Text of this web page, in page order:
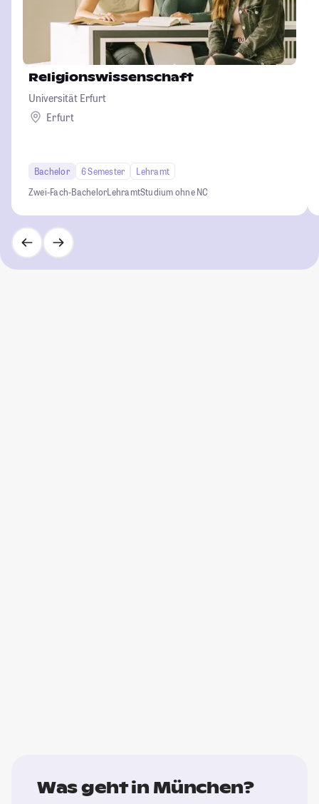
Religionswissenschaft
Universität Erfurt
Erfurt
Bachelor 6 Semester
Lehramt
Zwei-Fach-BachelorLehramtStudium ohne NC
Was geht in München?